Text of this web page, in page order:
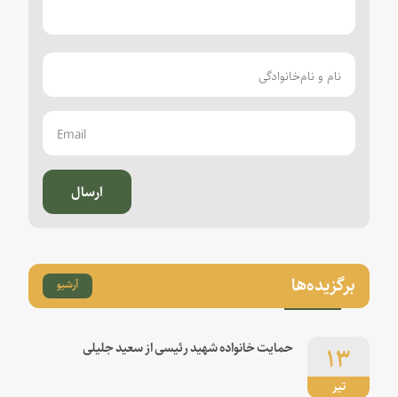
ارسال
برگزیده‌ها آرشیو
تیر
۱۳ حمایت خانواده شهید رئیسی از سعید جلیلی